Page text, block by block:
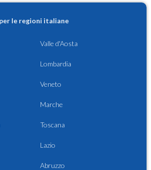
le regioni italiane
Valle d'Aosta
Lombardia
Veneto
Marche
Toscana
Lazio
Abruzzo